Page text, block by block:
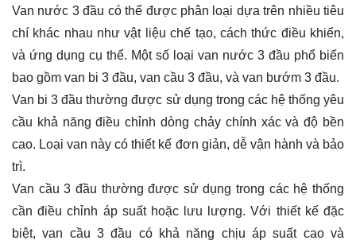
Van nước 3 đầu có thể được phân loại dựa trên nhiều tiêu
chí khác nhau như vật liệu chế tạo, cách thức điều khiển,
và ứng dụng cụ thể. Một số loại van nước 3 đầu phổ biến
bao gồm van bi 3 đầu, van cầu 3 đầu, và van bướm 3 đầu.
Van bi 3 đầu thường được sử dụng trong các hệ thống yêu
cầu khả năng điều chỉnh dòng chảy chính xác và độ bền
cao. Loại van này có thiết kế đơn giản, dễ vận hành và bảo
trì.
Van cầu 3 đầu thường được sử dụng trong các hệ thống
cần điều chỉnh áp suất hoặc lưu lượng. Với thiết kế đặc
biệt, van cầu 3 đầu có khả năng chịu áp suất cao và